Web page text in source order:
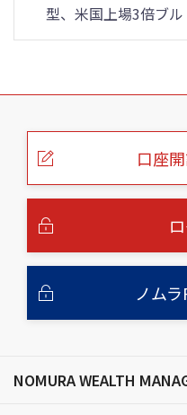
型、米国上場3倍ブ
こ
口座
ノム
NOMURA WEALTH